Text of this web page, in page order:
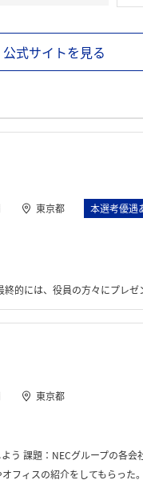
公式サイトを見る
東京都 本選考優遇
にプレゼンをいただき、フィードバ
東京都
課題：NECグループの各会社
フィスの紹介をしてもらった